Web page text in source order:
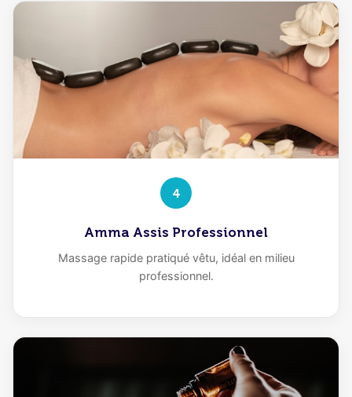
4
Amma Assis Professionnel
Massage rapide pratiqué vêtu, idéal en milieu
professionnel.